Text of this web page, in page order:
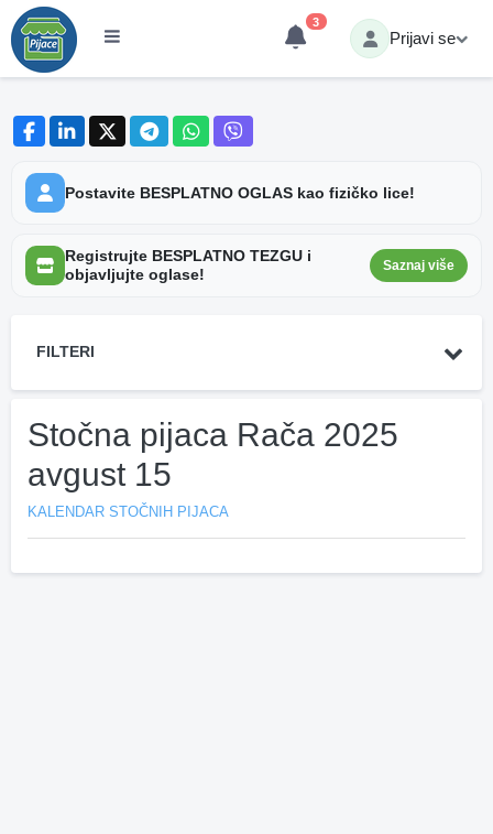
3
Prijavi se
Postavite BESPLATNO OGLAS kao fizičko lice!
Registrujte BESPLATNO TEZGU i
objavljujte oglase!
Saznaj više
FILTERI
Stočna pijaca Rača 2025
avgust 15
KALENDAR STOČNIH PIJACA